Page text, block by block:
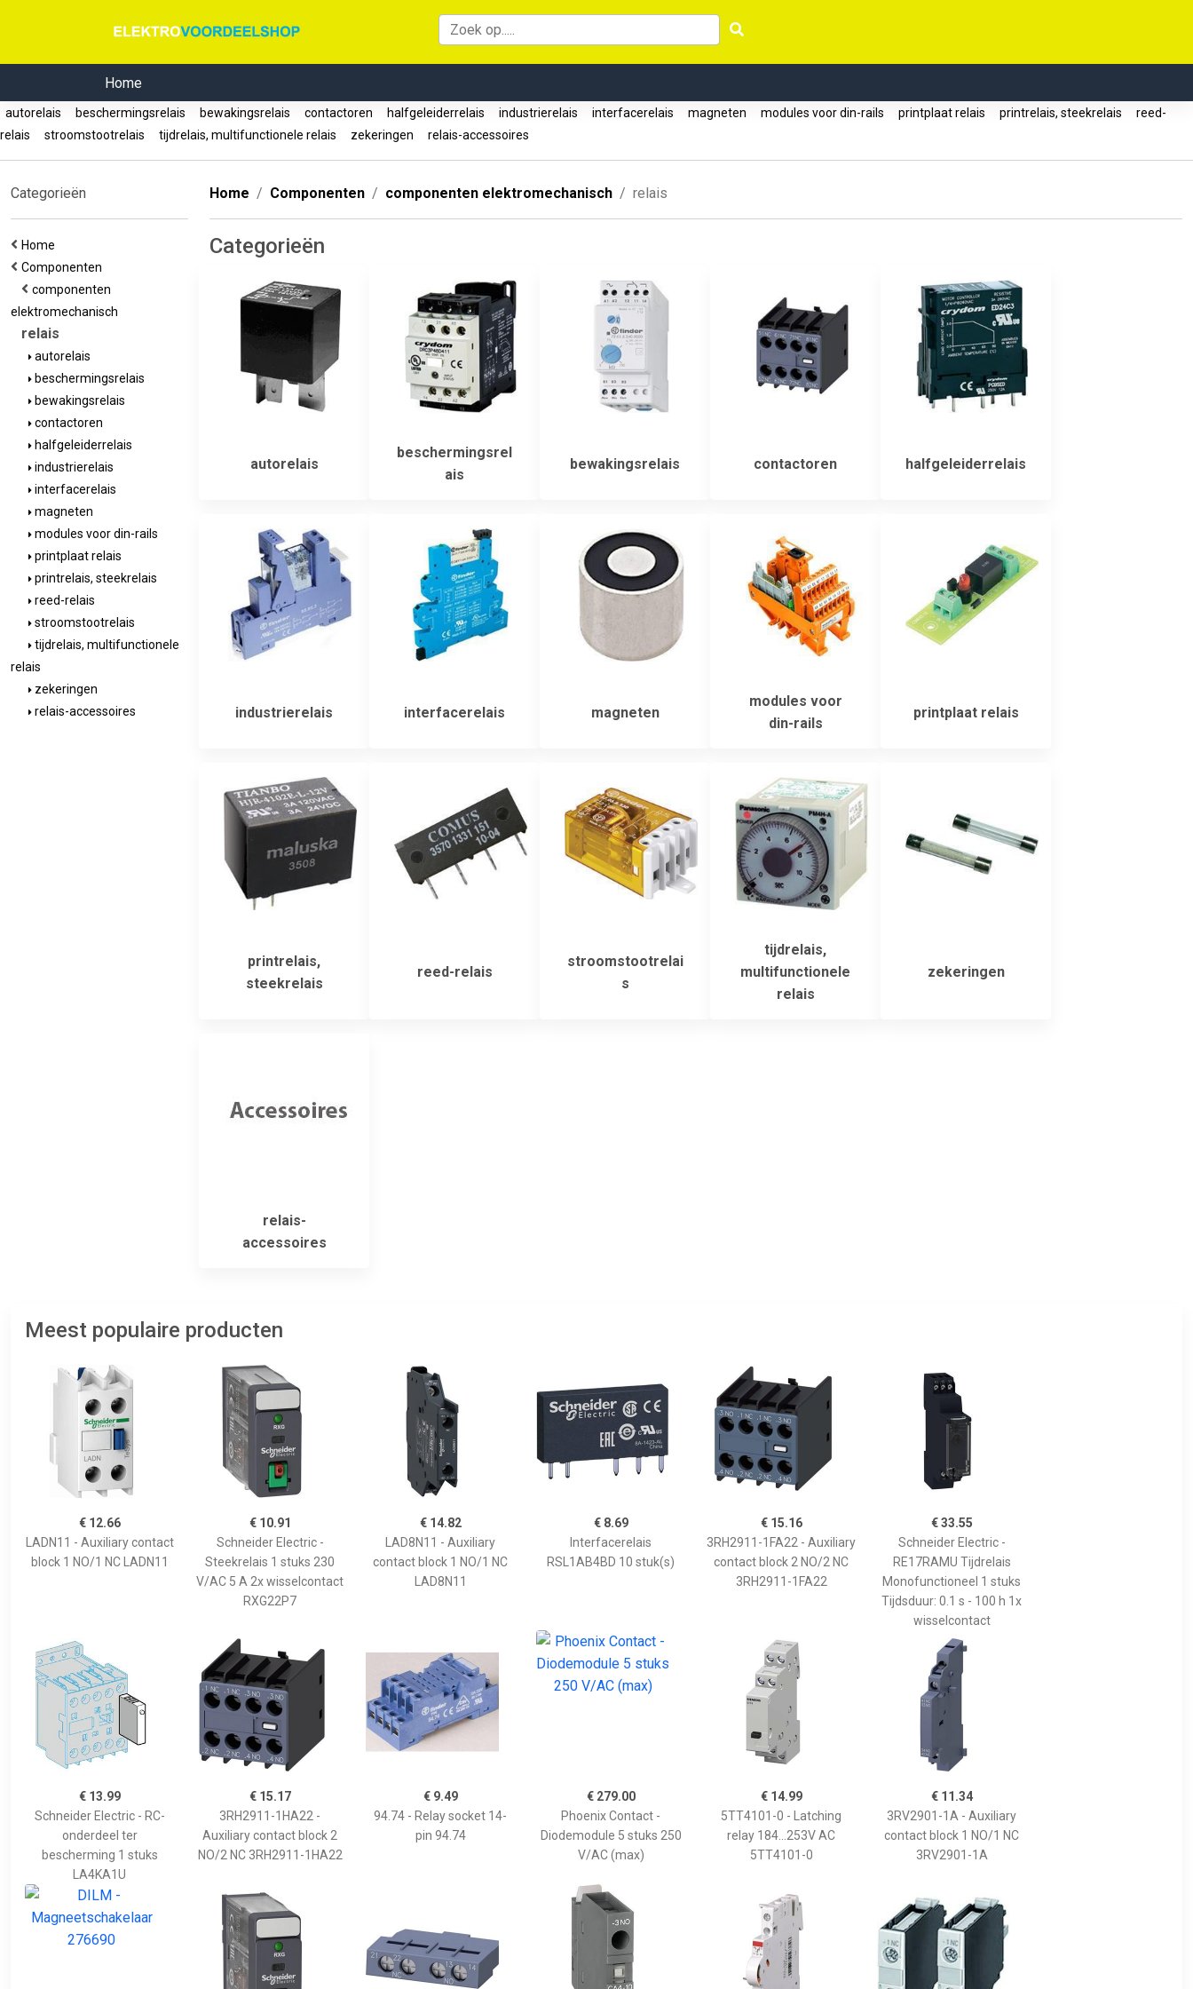
Home
autorelais beschermingsrelais bewakingsrelais contactoren halfgeleiderrelais industrierelais interfacerelais magneten modules voor din-rails printplaat relais printrelais, steekrelais
reed-
relais
stroomstootrelais tijdrelais, multifunctionele relais zekeringen relais-accessoires
Categorieën
Home
Componenten
componenten
elektromechanisch
relais
autorelais
beschermingsrelais
bewakingsrelais
contactoren
halfgeleiderrelais
industrierelais
interfacerelais
magneten
modules voor din-rails
printplaat relais
printrelais, steekrelais
reed-relais
stroomstootrelais
tijdrelais, multifunctionele
relais
zekeringen
relais-accessoires
Home Componenten componenten elektromechanisch relais
Categorieën
autorelais
beschermingsrel
ais
bewakingsrelais contactoren halfgeleiderrelais
industrierelais interfacerelais magneten
modules voor
din-rails
printplaat relais
printrelais,
steekrelais
reed-relais
stroomstootrelai
s
tijdrelais,
multifunctionele
relais
zekeringen
relais-
accessoires
Meest populaire producten
€ 12.66
LADN11 - Auxiliary contact
block 1 NO/1 NC LADN11
€ 10.91
Schneider Electric -
Steekrelais 1 stuks 230
V/AC 5 A 2x wisselcontact
RXG22P7
€ 14.82
LAD8N11 - Auxiliary
contact block 1 NO/1 NC
LAD8N11
€ 8.69
Interfacerelais
RSL1AB4BD 10 stuk(s)
€ 15.16
3RH2911-1FA22 - Auxiliary
contact block 2 NO/2 NC
3RH2911-1FA22
€ 33.55
Schneider Electric -
RE17RAMU Tijdrelais
Monofunctioneel 1 stuks
Tijdsduur: 0.1 s - 100 h 1x
wisselcontact
€ 13.99
Schneider Electric - RC-
onderdeel ter
bescherming 1 stuks
LA4KA1U
€ 15.17
3RH2911-1HA22 -
Auxiliary contact block 2
NO/2 NC 3RH2911-1HA22
€ 9.49
94.74 - Relay socket 14-
pin 94.74
€ 279.00
Phoenix Contact -
Diodemodule 5 stuks 250
V/AC (max)
€ 14.99
5TT4101-0 - Latching
relay 184...253V AC
5TT4101-0
€ 11.34
3RV2901-1A - Auxiliary
contact block 1 NO/1 NC
3RV2901-1A